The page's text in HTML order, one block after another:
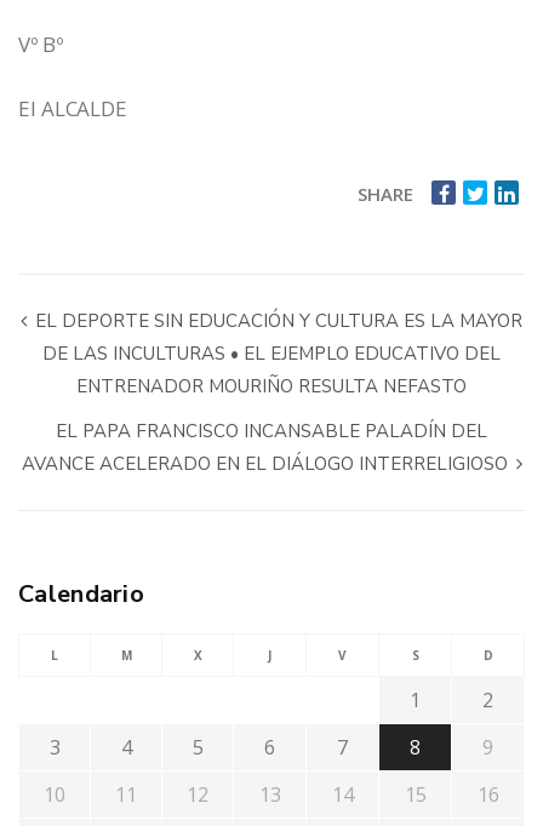
Vº Bº
El ALCALDE
SHARE
EL DEPORTE SIN EDUCACIÓN Y CULTURA ES LA MAYOR
DE LAS INCULTURAS • EL EJEMPLO EDUCATIVO DEL
ENTRENADOR MOURIÑO RESULTA NEFASTO
EL PAPA FRANCISCO INCANSABLE PALADÍN DEL
AVANCE ACELERADO EN EL DIÁLOGO INTERRELIGIOSO
Calendario
L M X J V S D
1
2
3
4 5 6 7 8
9
10
11 12 13 14 15
16